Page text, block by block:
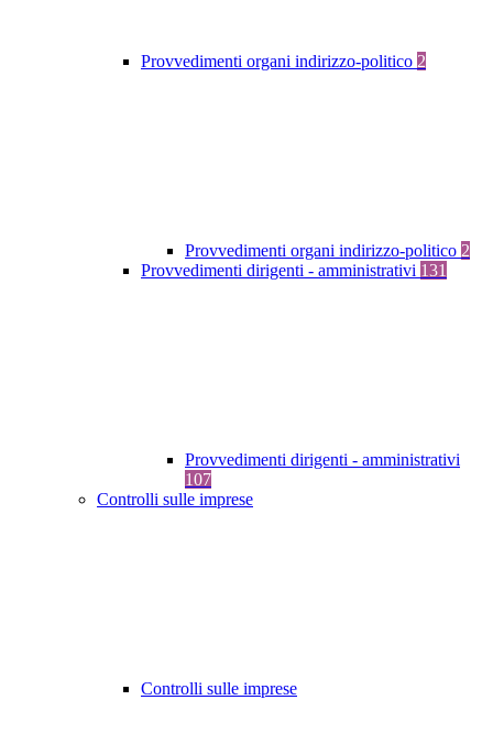
Provvedimenti organi indirizzo-politico 2
Provvedimenti organi indirizzo-politico 2
Provvedimenti dirigenti - amministrativi 131
Provvedimenti dirigenti - amministrativi
107
Controlli sulle imprese
Controlli sulle imprese